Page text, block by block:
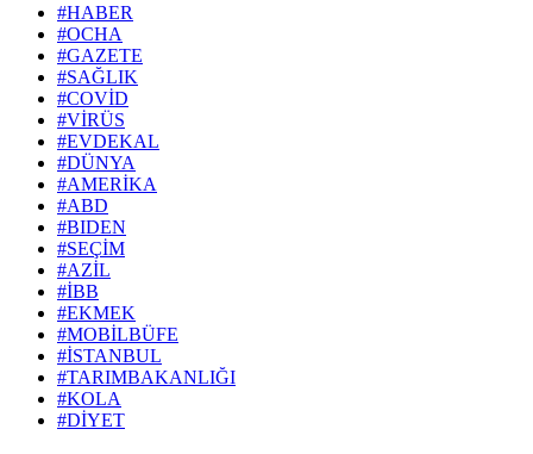
#HABER
#OCHA
#GAZETE
#SAĞLIK
#COVİD
#VİRÜS
#EVDEKAL
#DÜNYA
#AMERİKA
#ABD
#BIDEN
#SEÇİM
#AZİL
#İBB
#EKMEK
#MOBİLBÜFE
#İSTANBUL
#TARIMBAKANLIĞI
#KOLA
#DİYET